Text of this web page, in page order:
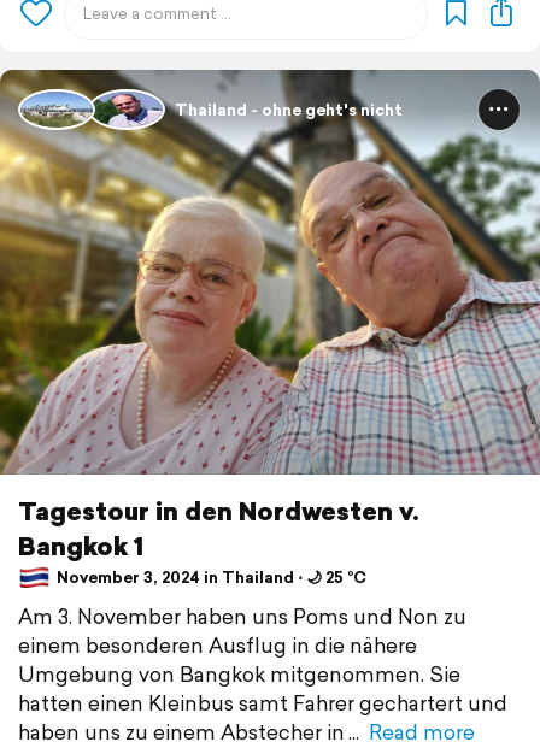
Thailand - ohne geht's nicht
Tagestour in den Nordwesten v.
Bangkok 1
November 3, 2024 in Thailand ⋅ 🌙 25 °C
Am 3. November haben uns Poms und Non zu
einem besonderen Ausflug in die nähere
Umgebung von Bangkok mitgenommen. Sie
hatten einen Kleinbus samt Fahrer gechartert und
haben uns zu einem Abstecher in
Read more